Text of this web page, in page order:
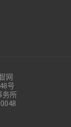
网
号
务所